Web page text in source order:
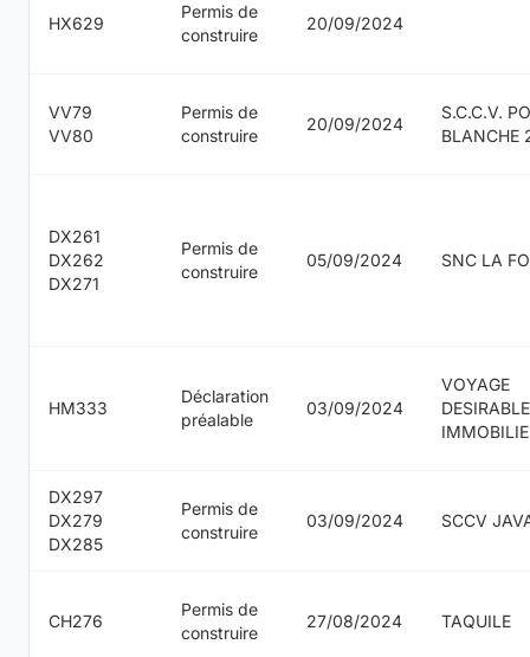
HX629
Permis de
construire
20/09/2024
VV79
VV80
Permis de
construire
20/09/2024
S.C.C.V.
BLANCHE
DX261
DX262
DX271
Permis de
construire
05/09/2024 SNC LA
HM333
Déclaration
préalable
03/09/2024
VOYAGE
DESIRABLE
DX297
DX279
DX285
Permis de
construire
03/09/2024 SCCV
CH276
Permis de
construire
27/08/2024 TAQUILE